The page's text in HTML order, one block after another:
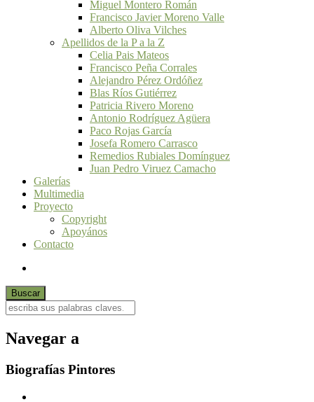
Miguel Montero Román
Francisco Javier Moreno Valle
Alberto Oliva Vilches
Apellidos de la P a la Z
Celia Pais Mateos
Francisco Peña Corrales
Alejandro Pérez Ordóñez
Blas Ríos Gutiérrez
Patricia Rivero Moreno
Antonio Rodríguez Agüera
Paco Rojas García
Josefa Romero Carrasco
Remedios Rubiales Domínguez
Juan Pedro Viruez Camacho
Galerías
Multimedia
Proyecto
Copyright
Apoyános
Contacto
Navegar a
Biografías Pintores